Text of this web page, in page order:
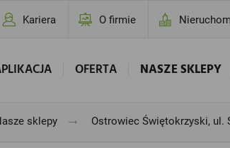
Kariera O firmie
OFERTA NASZE SKLEPY
sklepy → Ostrowiec Świętokrzyski, ul.